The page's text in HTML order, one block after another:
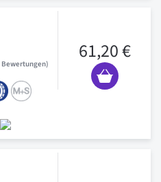
Bewertungen
61,20 €